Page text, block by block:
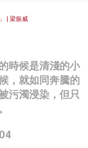
| 梁振威
時候是清淺的小
，就如同奔騰的
污濁浸染，但只